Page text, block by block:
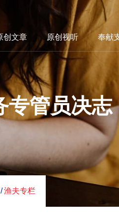
创文章 原创视听 奉献
专管员决志
渔夫专栏